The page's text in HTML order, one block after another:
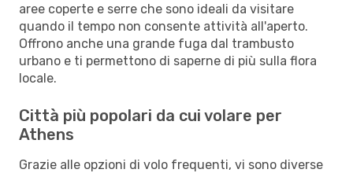
aree coperte e serre che sono ideali da visitare
quando il tempo non consente attività all'aperto.
Offrono anche una grande fuga dal trambusto
urbano e ti permettono di saperne di più sulla flora
locale.
Città più popolari da cui volare per
Athens
Grazie alle opzioni di volo frequenti, vi sono diverse